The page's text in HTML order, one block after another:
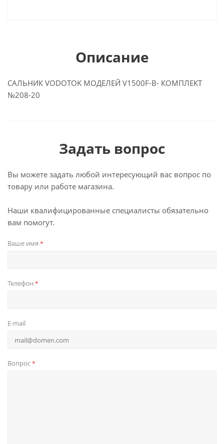
Описание
САЛЬНИК VODOTOK МОДЕЛЕЙ V1500F-B- КОМПЛЕКТ
№208-20
Задать вопрос
Вы можете задать любой интересующий вас вопрос по
товару или работе магазина.
Наши квалифицированные специалисты обязательно
вам помогут.
Ваше имя *
Телефон *
E-mail
Вопрос*